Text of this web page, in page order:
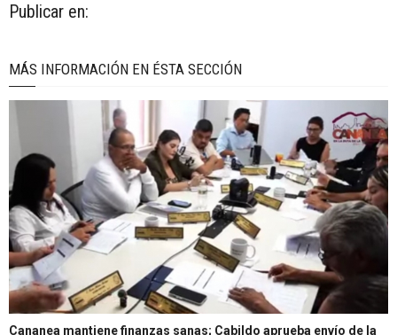
Publicar en:
MÁS INFORMACIÓN EN ÉSTA SECCIÓN
Cananea mantiene finanzas sanas; Cabildo aprueba envío de la